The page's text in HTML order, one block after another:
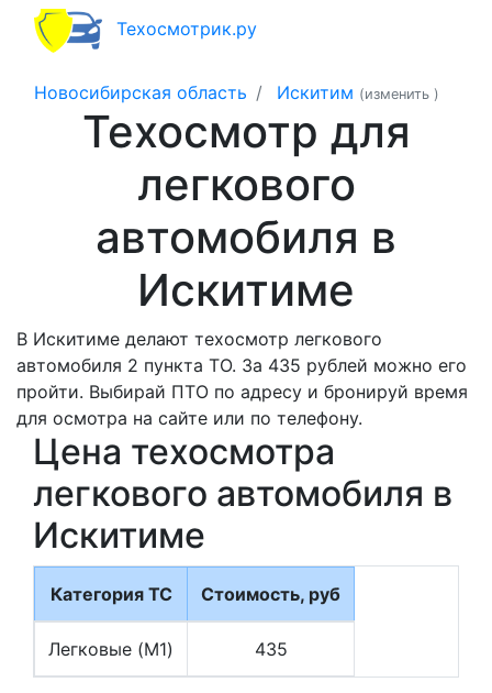
Техосмотрик.ру
Новосибирская область Искитим (изменить )
Техосмотр для
легкового
автомобиля в
Искитиме
В Искитиме делают техосмотр легкового
автомобиля 2 пункта ТО. За 435 рублей можно его
пройти. Выбирай ПТО по адресу и бронируй время
для осмотра на сайте или по телефону.
Цена техосмотра
легкового автомобиля в
Искитиме
Категория ТС Стоимость, руб
Легковые (M1) 435